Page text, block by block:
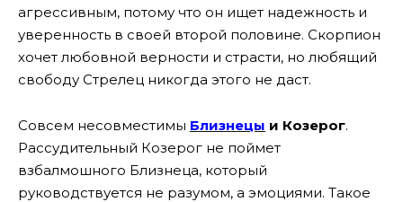
агрессивным, потому что он ищет надежность и
уверенность в своей второй половине. Скорпион
хочет любовной верности и страсти, но любящий
свободу Стрелец никогда этого не даст.
Совсем несовместимы Близнецы и Козерог.
Рассудительный Козерог не поймет
взбалмошного Близнеца, который
руководствуется не разумом, а эмоциями. Такое